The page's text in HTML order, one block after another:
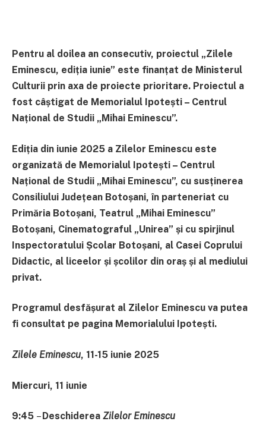
Pentru al doilea an consecutiv, proiectul „Zilele
Eminescu, ediția iunie” este finanțat de Ministerul
Culturii prin axa de proiecte prioritare. Proiectul a
fost câștigat de Memorialul Ipotești – Centrul
Național de Studii „Mihai Eminescu”.
Ediția din iunie 2025 a Zilelor Eminescu este
organizată de Memorialul Ipotești – Centrul
Național de Studii „Mihai Eminescu”, cu susținerea
Consiliului Județean Botoșani, în parteneriat cu
Primăria Botoșani, Teatrul „Mihai Eminescu”
Botoșani, Cinematograful „Unirea” și cu spirjinul
Inspectoratului Școlar Botoșani, al Casei Coprului
Didactic, al liceelor și școlilor din oraș și al mediului
privat.
Programul desfășurat al Zilelor Eminescu va putea
fi consultat pe pagina Memorialului Ipotești.
Zilele Eminescu, 11-15 iunie 2025
Miercuri, 11 iunie
9:45 –Deschiderea Zilelor Eminescu